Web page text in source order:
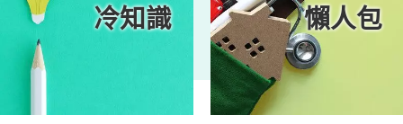
冷知識 懶人包